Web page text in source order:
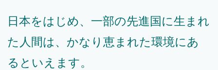
日本をはじめ、一部の先進国に生まれ
た人間は、かなり恵まれた環境にあ
るといえます。